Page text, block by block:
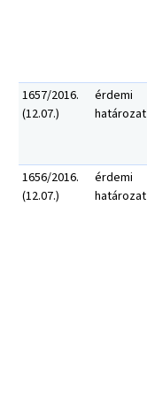
1657/2016.
(12.07.)
érdemi
határozat
1656/2016.
(12.07.)
érdemi
határozat